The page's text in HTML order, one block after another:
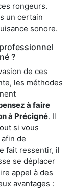
rongeurs.
un certain
sonore.
?
de ces
les méthodes
à faire
à Précigné. Il
si vous
de
fait ressentir, il
se déplacer
appel à des
avantages :